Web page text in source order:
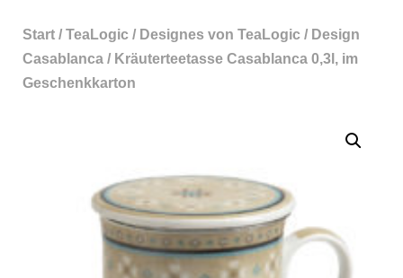
Start / TeaLogic / Designes von TeaLogic / Design
Casablanca / Kräuterteetasse Casablanca 0,3l, im
Geschenkkarton